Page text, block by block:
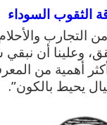
الثقوب السوداء
التجارب
وعلينا أن نبقي
أهمية من
يحيط بالكون”.